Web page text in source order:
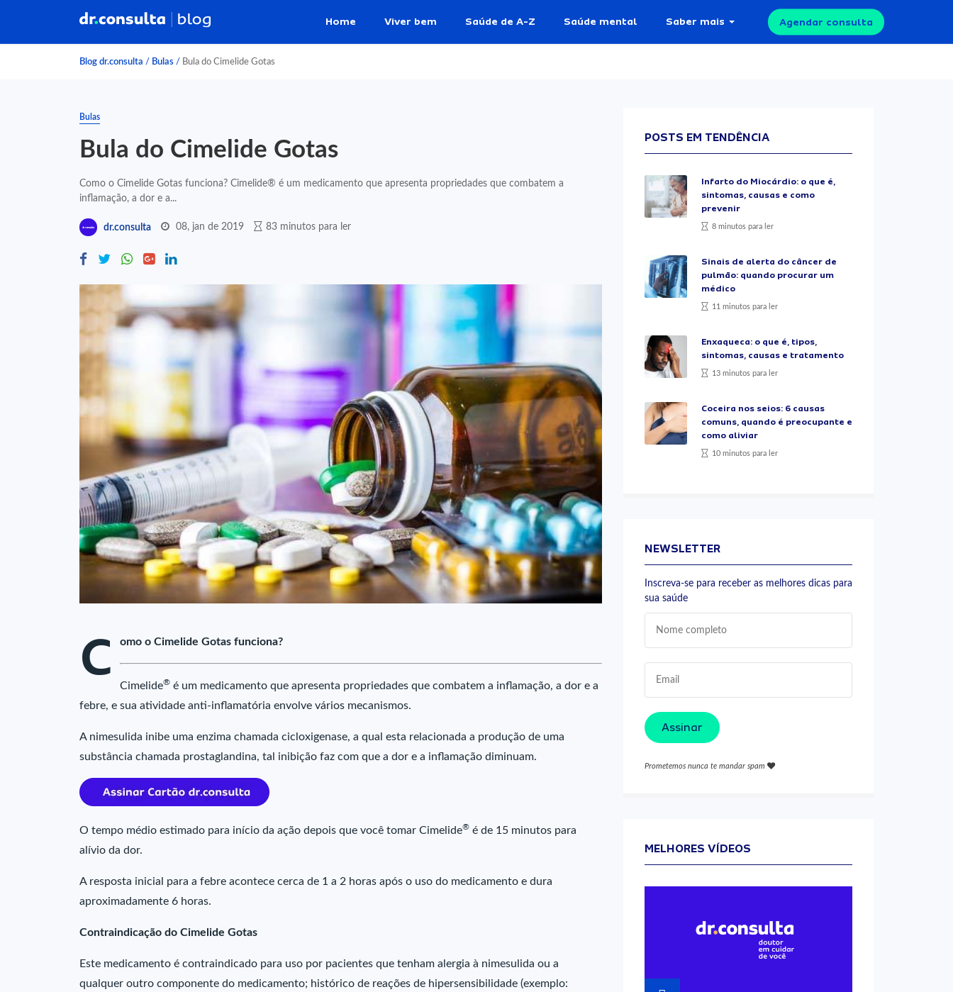
Home Viver bem Saúde de A-Z Saúde mental Saber mais Agendar consulta
Blog dr.consulta / Bulas / Bula do Cimelide Gotas
Bulas
Bula do Cimelide Gotas
Como o Cimelide Gotas funciona? Cimelide® é um medicamento que apresenta propriedades que combatem a
inflamação, a dor e a...
dr.consulta 08, jan de 2019 83 minutos para ler
C omo o Cimelide Gotas funciona?
Cimelide® é um medicamento que apresenta propriedades que combatem a inflamação, a dor e a
febre, e sua atividade anti-inflamatória envolve vários mecanismos.
A nimesulida inibe uma enzima chamada cicloxigenase, a qual esta relacionada a produção de uma
substância chamada prostaglandina, tal inibição faz com que a dor e a inflamação diminuam.
O tempo médio estimado para início da ação depois que você tomar Cimelide® é de 15 minutos para
alívio da dor.
A resposta inicial para a febre acontece cerca de 1 a 2 horas após o uso do medicamento e dura
aproximadamente 6 horas.
Contraindicação do Cimelide Gotas
Este medicamento é contraindicado para uso por pacientes que tenham alergia à nimesulida ou a
qualquer outro componente do medicamento; histórico de reações de hipersensibilidade (exemplo:
POSTS EM TENDÊNCIA
Infarto do Miocárdio: o que é,
sintomas, causas e como
prevenir
8 minutos para ler
Sinais de alerta do câncer de
pulmão: quando procurar um
médico
11 minutos para ler
Enxaqueca: o que é, tipos,
sintomas, causas e tratamento
13 minutos para ler
Coceira nos seios: 6 causas
comuns, quando é preocupante e
como aliviar
10 minutos para ler
NEWSLETTER
Inscreva-se para receber as melhores dicas para
sua saúde
Assinar
Prometemos nunca te mandar spam
MELHORES VÍDEOS